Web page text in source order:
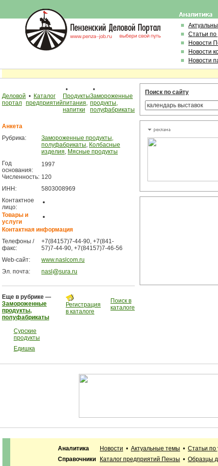
Статьи
Новости
Новости
Новости
Деловой
портал
• Каталог
предприятий
•
Продукты
питания,
напитки
•
Замороженные
продукты,
полуфабрикаты
Анкета
Рубрика:
Замороженные продукты,
полуфабрикаты, Колбасные
изделия, Мясные продукты
Год
основания:
1997
Численность: 120
ИНН:
5803008969
Контактное
лицо:
Товары и
услуги
Контактная информация
Телефоны /
факс:
+7(84157)7-44-90, +7(841-
57)7-44-90, +7(84157)7-46-56
Web-сайт:
www.naslcom.ru
Эл. почта:
nasl sura.ru
Еще в рубрике —
Замороженные
продукты,
полуфабрикаты
Сурские
продукты
Едишка
Регистрация
в каталоге
Поиск в
каталоге
Поиск по сайту
Аналитика Новости • Актуальные темы • Статьи по
Справочники
Каталог предприятий Пензы • Образцы